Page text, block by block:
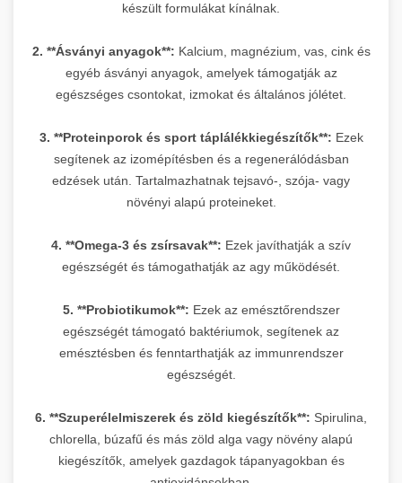
készült formulákat kínálnak.
2. **Ásványi anyagok**: Kalcium, magnézium, vas, cink és
egyéb ásványi anyagok, amelyek támogatják az
egészséges csontokat, izmokat és általános jólétet.
3. **Proteinporok és sport táplálékkiegészítők**: Ezek
segítenek az izomépítésben és a regenerálódásban
edzések után. Tartalmazhatnak tejsavó-, szója- vagy
növényi alapú proteineket.
4. **Omega-3 és zsírsavak**: Ezek javíthatják a szív
egészségét és támogathatják az agy működését.
5. **Probiotikumok**: Ezek az emésztőrendszer
egészségét támogató baktériumok, segítenek az
emésztésben és fenntarthatják az immunrendszer
egészségét.
6. **Szuperélelmiszerek és zöld kiegészítők**: Spirulina,
chlorella, búzafű és más zöld alga vagy növény alapú
kiegészítők, amelyek gazdagok tápanyagokban és